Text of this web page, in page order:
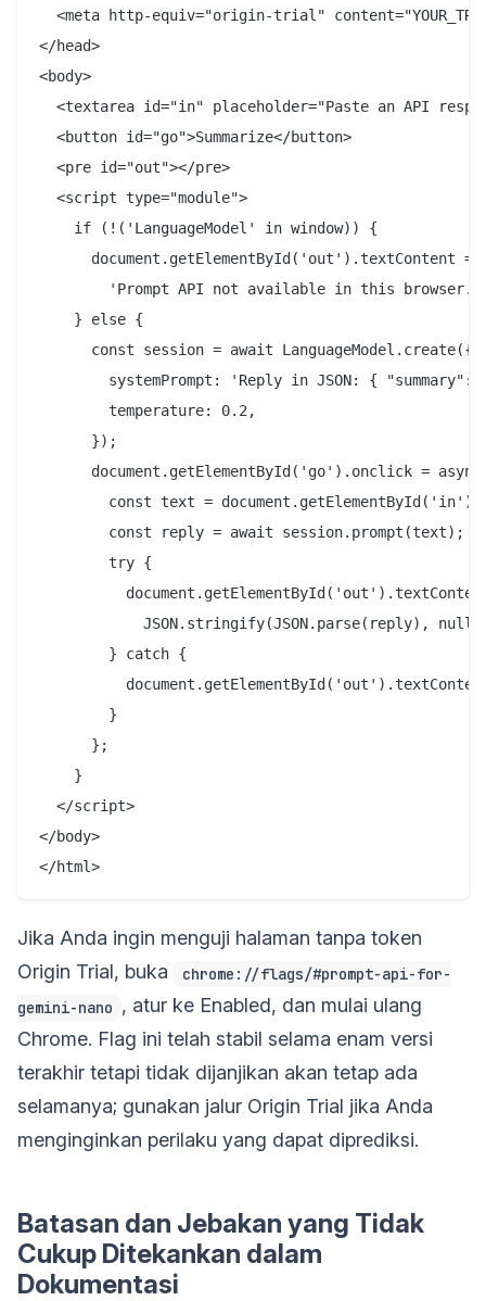
<meta http-equiv="origin-trial"
</head>
<body>
<textarea id="in" placeholder="Paste an API
  <button id="go">Summarize</button>
  <pre id="out"></pre>
  <script type="module">
    if (!('LanguageModel' in window)) {
      document.getElementById('out').textContent =
'Prompt API not available in this
    } else {
      const session = await LanguageModel.create({
systemPrompt: 'Reply in JSON: { "summary":
        temperature: 0.2,
      });
document.getElementById('go').onclick = async
const text =
        const reply = await session.prompt(text);
        try {
JSON.stringify(JSON.parse(reply), null,
        } catch {
        }
      };
    }
  </script>
</body>
Jika Anda ingin menguji halaman tanpa token
Origin Trial, buka
chrome://flags/#prompt-api-for-
gemini-nano , atur ke Enabled, dan mulai ulang
Chrome. Flag ini telah stabil selama enam versi
terakhir tetapi tidak dijanjikan akan tetap ada
selamanya; gunakan jalur Origin Trial jika Anda
menginginkan perilaku yang dapat diprediksi.
Batasan dan Jebakan yang Tidak
Cukup Ditekankan dalam
Dokumentasi